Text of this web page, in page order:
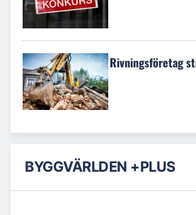
Rivningsföretag
BYGGVÄRLDEN +PLUS